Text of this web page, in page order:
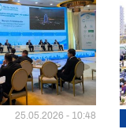
25.05.2026 - 10:48